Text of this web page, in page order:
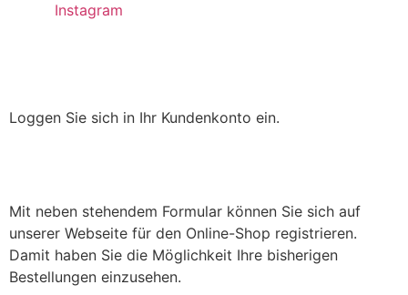
Instagram
Loggen Sie sich in Ihr Kundenkonto ein.
Mit neben stehendem Formular können Sie sich auf
unserer Webseite für den Online-Shop registrieren.
Damit haben Sie die Möglichkeit Ihre bisherigen
Bestellungen einzusehen.